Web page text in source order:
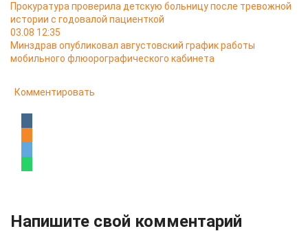
Прокуратура проверила детскую больницу после тревожной
истории с годовалой пациенткой
03.08 12:35
Минздрав опубликовал августовский график работы
мобильного флюорографического кабинета
Комментировать
Напишите свой комментарий